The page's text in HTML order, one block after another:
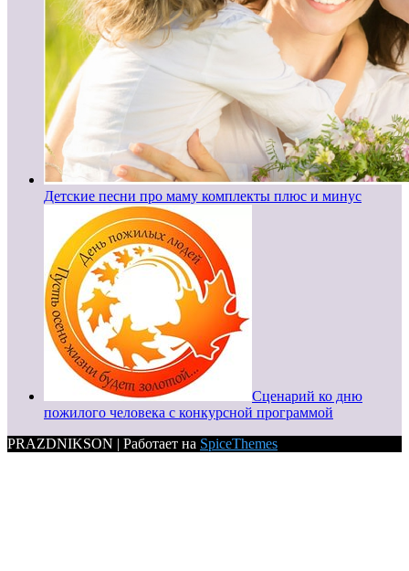
Детские песни про маму комплекты плюс и минус
Сценарий ко дню
пожилого человека с конкурсной программой
PRAZDNIKSON | Работает на SpiceThemes